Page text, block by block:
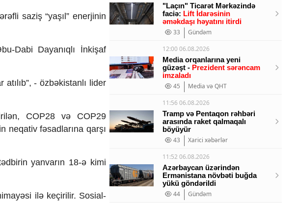
saziş “yaşıl” enerjinin
Dabi Dayanıqlı İnkişaf
- özbəkistanlı lider
COP28 və COP29
neqativ fəsadlarına qarşı
yanvarın 18-ə kimi
ilə keçirilir. Sosial-
"Laçın" Ticarət Mərkəzində
faciə: Lift İdarəsinin
əməkdaşı həyatını itirdi
33
Gündəm
12:00 06.08.2026
Media orqanlarına yeni
güzəşt - Prezident sərəncam
imzaladı
45
Media və QHT
11:56 06.08.2026
Tramp və Pentaqon rəhbəri
arasında raket qalmaqalı
böyüyür
43
Xarici xəbərlər
11:52 06.08.2026
Azərbaycan üzərindən
Ermənistana növbəti buğda
yükü göndərildi
44
Gündəm